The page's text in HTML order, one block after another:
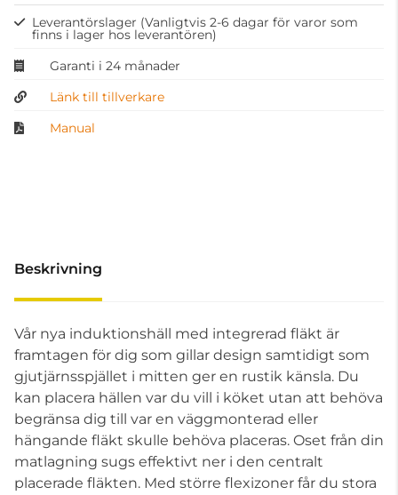
Leverantörslager (Vanligtvis 2-6 dagar för varor som
finns i lager hos leverantören)
Garanti i 24 månader
Länk till tillverkare
Manual
Beskrivning
Vår nya induktionshäll med integrerad fläkt är
framtagen för dig som gillar design samtidigt som
gjutjärnsspjället i mitten ger en rustik känsla. Du
kan placera hällen var du vill i köket utan att behöva
begränsa dig till var en väggmonterad eller
hängande fläkt skulle behöva placeras. Oset från din
matlagning sugs effektivt ner i den centralt
placerade fläkten. Med större flexizoner får du stora